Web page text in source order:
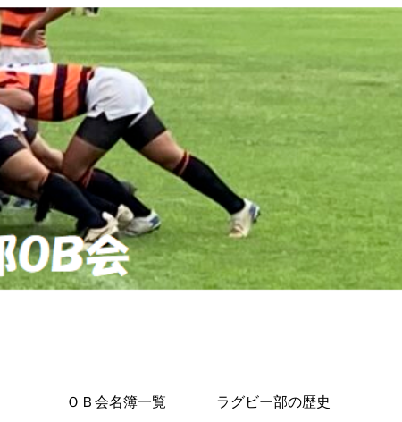
ＯＢ会名簿一覧 ラグビー部の歴史